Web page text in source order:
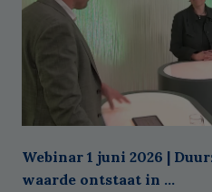
Webinar 1 juni 2026 |
waarde ontstaat in ...